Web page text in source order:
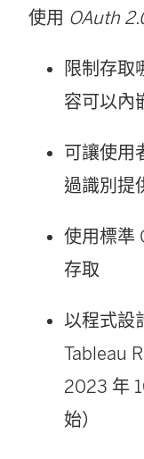
使用 OAuth
限制存取
容可以內
可讓使用
過識別提
使用標準
存取
以程式設
Tableau
2023 年
始）